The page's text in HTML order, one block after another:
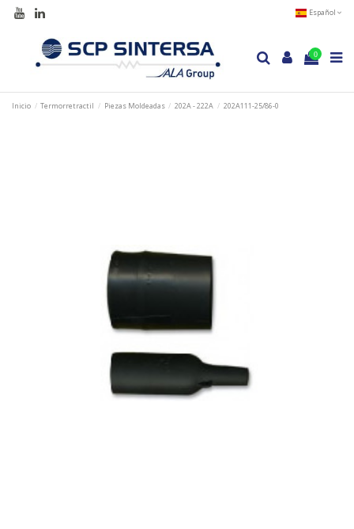
Español
0
Inicio Termorretractil Piezas Moldeadas 202A - 222A 202A111-25/86-0